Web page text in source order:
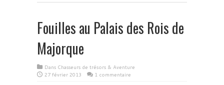
Fouilles au Palais des Rois de
Majorque
Dans Chasseurs de trésors & Aventure
27 février 2013
1 commentaire